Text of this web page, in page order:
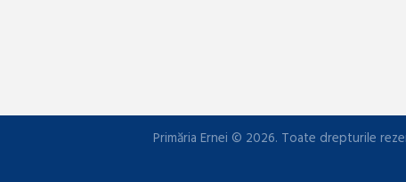
Primăria Ernei © 2026. Toate drepturile